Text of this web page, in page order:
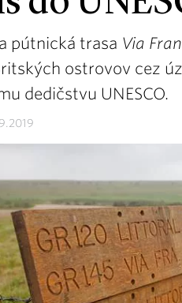
pútnická trasa Via
ostrovov cez
dedičstvu UNESCO.